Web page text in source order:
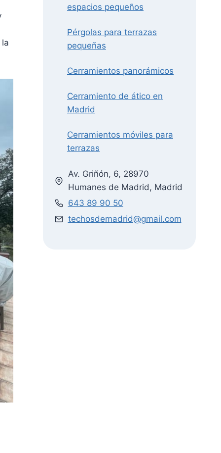
espacios pequeños
Pérgolas para terrazas
pequeñas
Cerramientos panorámicos
Cerramiento de ático en
Madrid
Cerramientos móviles para
terrazas
Av. Griñón, 6, 28970
Humanes de Madrid, Madrid
643 89 90 50
techosdemadrid@gmail.com